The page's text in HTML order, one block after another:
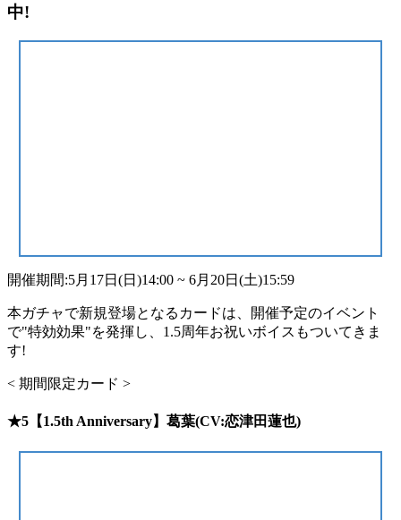
中!
開催期間:5月17日(日)14:00 ~ 6月20日(土)15:59
本ガチャで新規登場となるカードは、開催予定のイベント
で"特効効果"を発揮し、1.5周年お祝いボイスもついてきま
す!
< 期間限定カード >
★5【1.5th Anniversary】葛葉(CV:恋津田蓮也)